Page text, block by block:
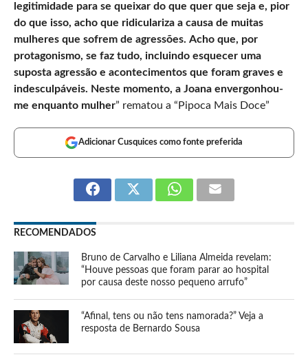
legitimidade para se queixar do que quer que seja e, pior
do que isso, acho que ridiculariza a causa de muitas
mulheres que sofrem de agressões. Acho que, por
protagonismo, se faz tudo, incluindo esquecer uma
suposta agressão e acontecimentos que foram graves e
indesculpáveis. Neste momento, a Joana envergonhou-
me enquanto mulher” rematou a “Pipoca Mais Doce”
Adicionar Cusquices como fonte preferida
RECOMENDADOS
Bruno de Carvalho e Liliana Almeida revelam:
“Houve pessoas que foram parar ao hospital
por causa deste nosso pequeno arrufo”
“Afinal, tens ou não tens namorada?” Veja a
resposta de Bernardo Sousa